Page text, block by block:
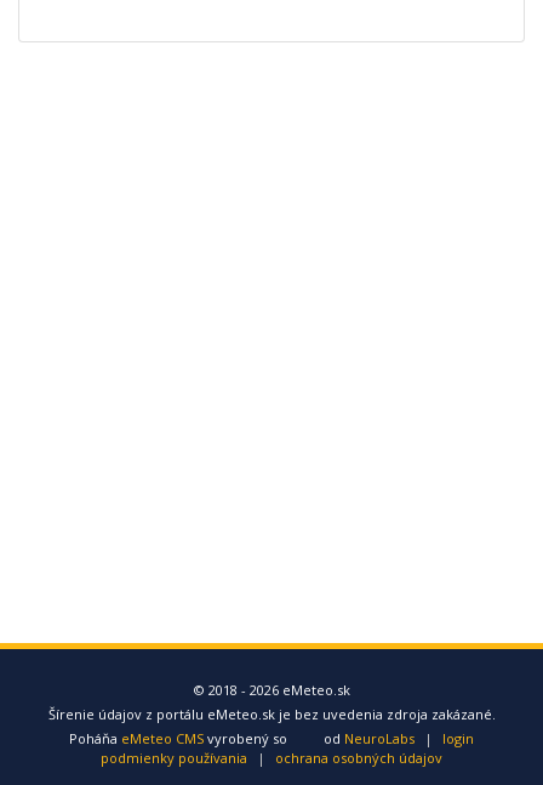
© 2018 - 2026 eMeteo.sk
Šírenie údajov z portálu eMeteo.sk je bez uvedenia zdroja zakázané.
Poháňa eMeteo CMS vyrobený so od NeuroLabs |
login
podmienky používania
| ochrana osobných údajov